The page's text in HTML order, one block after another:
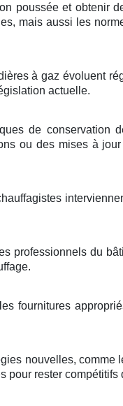
poussée et obtenir
mais aussi les
à gaz évoluent
actuelle.
de conservation
ou des mises à
professionnels du
fournitures
nouvelles, comme
rester compétitifs